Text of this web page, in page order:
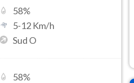
58%
5-12 Km/h
Sud O
58%